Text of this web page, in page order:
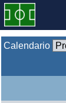
Calendario